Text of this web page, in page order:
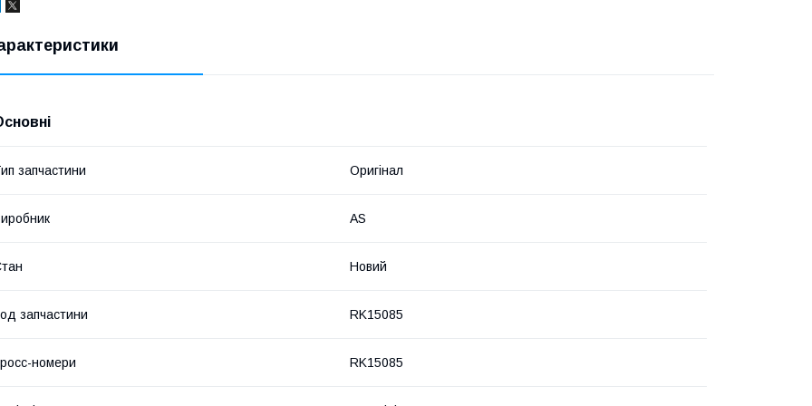
запчастини Оригінал
AS
Новий
запчастини RK15085
номери RK15085